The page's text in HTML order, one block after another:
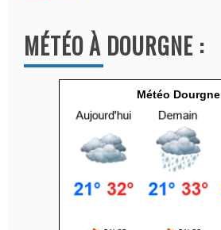
t
i
MÉTÉO À DOURGNE :
Météo Dourgne